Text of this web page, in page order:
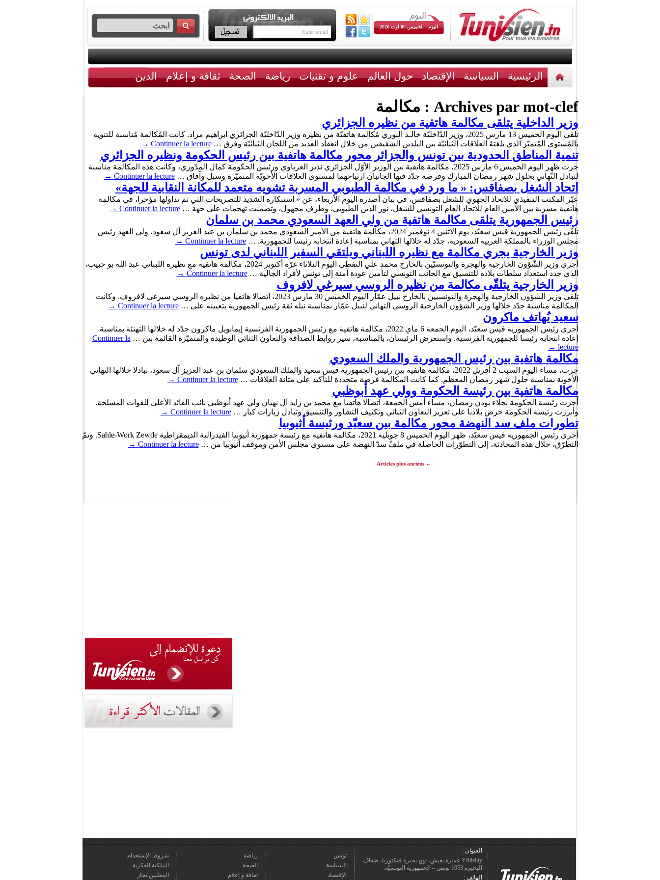
اليوم : الخميس 06 اوت 2026
الرئيسية السياسة الإقتصاد حول العالم علوم و تقنيات رياضة الصحة ثقافة و إعلام الدين
أخبار مختلفة
Archives par mot-clef : مكالمة
وزير الداخلية يتلقى مكالمة هاتفية من نظيره الجزائري
تلقى اليوم الخميس 13 مارس 2025، وزير الدّاخليّة خالـد النوري مُكالمة هاتفيّة من نظيره وزير الدّاخليّة الجزائري ابراهيم مراد. كانت المُكالمة مُناسبة للتنويه
بالمُستوى المُتميّز الذي بلغتهُ العلاقات الثنائيّة بين البلدين الشقيقين من خلال انعقاد العديد من اللجان الثنائيّة وفرق …Continuer la lecture
→
تنمية المناطق الحدودية بين تونس والجزائر محور مكالمة هاتفية بين رئيس الحكومة ونظيره الجزائري
جرت ظهر اليوم الخميس 6 مارس 2025، مكالمة هاتفية بين الوزير الأوّل الجزائري نذير العرباوي ورئيس الحكومة كمال المدّوري، وكانت هذه المكالمة مناسبة
لتبادل التّهاني بحلول شهر رمضان المبارك وفرصة جدّد فيها الجانبان ارتياحهما لمستوى العلاقات الأخويّة المتميّزة وسبل وآفاق …Continuer la lecture
→
اتحاد الشغل بصفاقس: « ما ورد في مكالمة الطبوبي المسربة تشويه متعمد للمكانة النقابية للجهة»
عبّر المكتب التنفيذي للاتحاد الجهوي للشغل بصفاقس، في بيان أصدره اليوم الأربعاء، عن « استنكاره الشديد للتصريحات التي تم تداولها مؤخرا، في مكالمة
هاتفية مسربة بين الأمين العام للاتحاد العام التونسي للشغل، نور الدين الطبوبي، وطرف مجهول، وتضمنت تهجمات على جهة …Continuer la lecture
→
رئيس الجمهورية يتلقى مكالمة هاتفية من ولي العهد السعودي محمد بن سلمان
تلقّى رئيس الجمهورية قيس سعيّد، يوم الاثنين 4 نوفمبر 2024، مكالمة هاتفية من الأمير السعودي محمد بن سلمان بن عبد العزيز آل سعود، ولي العهد رئيس
مجلس الوزراء بالمملكة العربية السعودية، جدّد له خلالها التهاني بمناسبة إعادة انتخابه رئيسا للجمهورية. …Continuer la lecture
→
وزير الخارجية يجري مكالمة مع نظيره اللبناني ويلتقي السفير اللبناني لدى تونس
أجرى وزير الشّؤون الخارجية والهجرة والتونسيّين بالخارج محمد علي النفطي اليوم الثلاثاء غرّة أكتوبر 2024، مكالمة هاتفية مع نظيره اللبناني عبد الله بو حبيب،
الذي جدد استعداد سلطات بلاده للتنسيق مع الجانب التونسي لتأمين عودة آمنة إلى تونس لأفراد الجالية …Continuer la lecture
→
وزير الخارجية يتلقّى مكالمة من نظيره الروسي سيرغي لافروف
تلقى وزير الشؤون الخارجية والهجرة والتونسيين بالخارج نبيل عمّار اليوم الخميس 30 مارس 2023، اتصالا هاتفيا من نظيره الروسي سيرغي لافروف. وكانت
المكالمة مناسبة جدّد خلالها وزير الشؤون الخارجية الروسي التهاني لنبيل عمّار بمناسبة نيله ثقة رئيس الجمهورية بتعيينه على …Continuer la lecture
→
سعيد يُهاتف ماكرون
أجرى رئيس الجمهورية قيس سعيّد، اليوم الجمعة 6 ماي 2022، مكالمة هاتفية مع رئيس الجمهورية الفرنسية إيمانويل ماكرون جدّد له خلالها التهنئة بمناسبة
إعادة انتخابه رئيسا للجمهورية الفرنسية. واستعرض الرئيسان، بالمناسبة، سير روابط الصداقة والتعاون الثنائي الوطيدة والمتميّزة القائمة بين … Continuer la
lecture
→
مكالمة هاتفية بين رئيس الجمهورية والملك السعودي
جرت، مساء اليوم السبت 2 أفريل 2022، مكالمة هاتفية بين رئيس الجمهورية قيس سعيد والملك السعودي سلمان بن عبد العزيز آل سعود، تبادلا خلالها التهاني
الأخوية بمناسبة حلول شهر رمضان المعظم. كما كانت المكالمة فرصة متجددة للتأكيد على متانة العلاقات …Continuer la lecture
→
مكالمة هاتفية بين رئيسة الحكومة وولي عهد أبوظبي
أجرت رئيسة الحكومة نجلاء بودن رمضان، مساء أمس الجمعة، اتصالا هاتفيا مع محمد بن زايد آل نهيان ولي عهد أبوظبي نائب القائد الأعلى للقوات المسلحة.
وأبرزت رئيسة الحكومة حرص بلادنا على تعزيز التعاون الثنائي وتكثيف التشاور والتنسيق وتبادل زيارات كبار …Continuer la lecture
→
تطورات ملف سد النهضة محور مكالمة بين سعيّد ورئيسة أثيوبيا
أجرى رئيس الجمهورية قيس سعيّد، ظهر اليوم الخميس 8 جويلية 2021، مكالمة هاتفية مع رئيسة جمهورية أثيوبيا الفيدرالية الديمقراطية Sahle-Work Zewde. وتمّ
التطرّق، خلال هذه المحادثة، إلى التطوّرات الحاصلة في ملفّ سدّ النهضة على مستوى مجلس الأمن وموقف أثيوبيا من …Continuer la lecture
→
←
Articles plus anciens
العنوان :
Yfidelity عمارة يعيش، نهج بحيرة فيكتوريا، ضفاف
البحيرة 1053 تونس – الجمهورية التونسيّة.
الهاتف :
تونس
السياسة
الإقتصاد
رياضة
الصحة
ثقافة و إعلام
شروط الإستخدام
الملكية الفكرية
المعلنين تجار